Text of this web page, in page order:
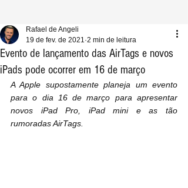
Evento de lançamento das AirTags e novos
iPads pode ocorrer em 16 de março
Rafael de Angeli
19 de fev. de 2021 2 min de leitura
A Apple supostamente planeja um evento
para o dia 16 de março para apresentar
novos iPad Pro, iPad mini e as tão
rumoradas AirTags.